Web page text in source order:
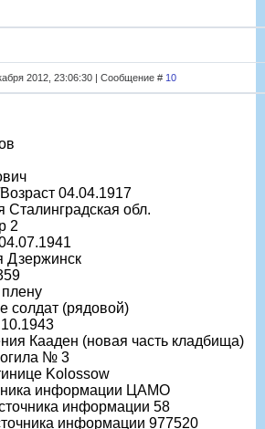
2012, 23:06:30 | Сообщение # 10
04.04.1917
Сталинградская обл.
2
Дзержинск
солдат (рядовой)
Кааден (новая часть кладбища)
№ 3
Kolossow
информации ЦАМО
информации 58
информации 977520